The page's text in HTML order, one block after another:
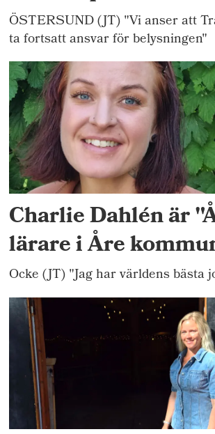
ÖSTERSUND (JT) "Vi anser att
ta fortsatt ansvar för belysningen"
Charlie Dahlén är
lärare i Åre
Ocke (JT) "Jag har världens bästa